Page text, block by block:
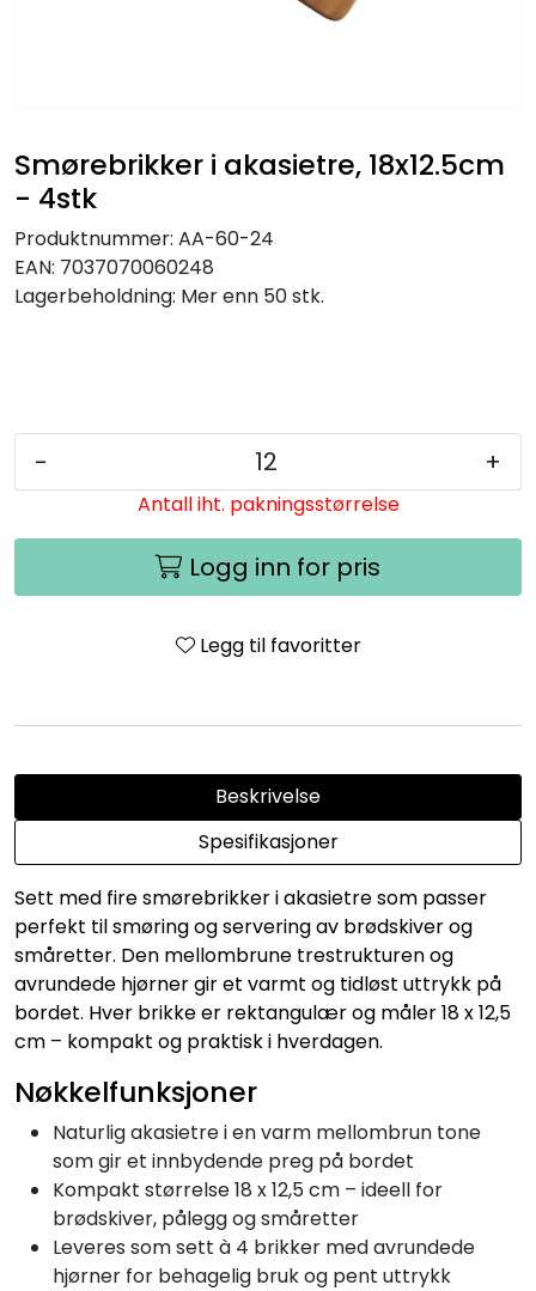
Smørebrikker i akasietre, 18x12.5cm
- 4stk
Produktnummer: AA-60-24
EAN: 7037070060248
Lagerbeholdning: Mer enn 50 stk.
- +
Antall iht. pakningsstørrelse
Logg inn for pris
Legg til favoritter
Beskrivelse
Spesifikasjoner
Sett med fire smørebrikker i akasietre som passer
perfekt til smøring og servering av brødskiver og
småretter. Den mellombrune trestrukturen og
avrundede hjørner gir et varmt og tidløst uttrykk på
bordet. Hver brikke er rektangulær og måler 18 x 12,5
cm – kompakt og praktisk i hverdagen.
Nøkkelfunksjoner
Naturlig akasietre i en varm mellombrun tone
som gir et innbydende preg på bordet
Kompakt størrelse 18 x 12,5 cm – ideell for
brødskiver, pålegg og småretter
Leveres som sett à 4 brikker med avrundede
hjørner for behagelig bruk og pent uttrykk